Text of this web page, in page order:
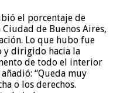
el porcentaje de
de Buenos Aires,
Lo que hubo fue
y dirigido hacia la
de todo el interior
“Queda muy
o los derechos.